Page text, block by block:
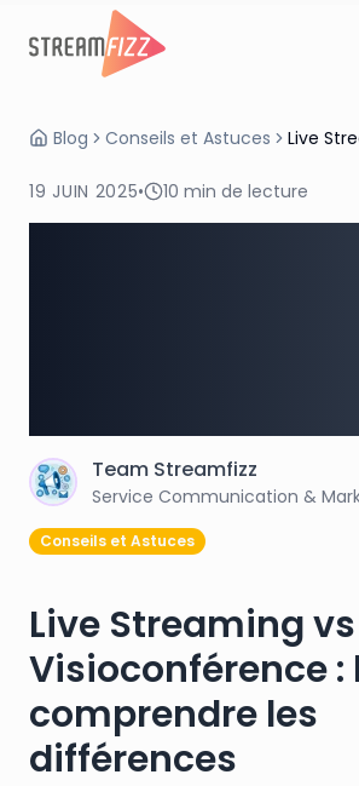
Blog Conseils et Astuces
19 JUIN 2025• 10 min de lecture
T Team Streamfizz
Service Communication &
Conseils et Astuces
Live Streaming vs
Visioconférence :
comprendre les
différences